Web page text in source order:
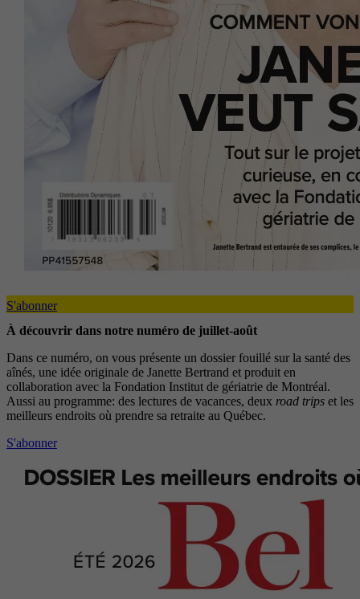
S'abonner
À découvrir dans notre numéro de juillet-août
Dans ce numéro, on vous présente un dossier fouillé sur la santé des
aînés, une idée originale de Janette Bertrand et produit en
collaboration avec la Fondation Institut de gériatrie de Montréal.
Aussi au programme: des lectures de vacances, deux road trips et les
meilleurs endroits où prendre sa retraite au Québec.
S'abonner